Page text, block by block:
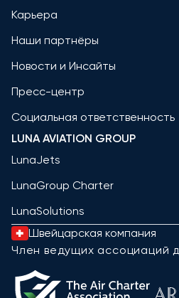
Карьера
Наши партнёры
Новости и Инсайты
Пресс-центр
Социальная ответственность
LUNA AVIATION GROUP
LunaJets
LunaGroup Charter
LunaSolutions
Швейцарская компания
Член ведущих ассоциаций